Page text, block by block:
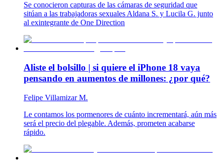
Se conocieron capturas de las cámaras de seguridad que
sitúan a las trabajadoras sexuales Aldana S. y Lucila G. junto
al exintegrante de One Direction
Aliste el bolsillo | si quiere el iPhone 18 vaya
pensando en aumentos de millones: ¿por qué?
Felipe Villamizar M.
Le contamos los pormenores de cuánto incrementará, aún más
será el precio del plegable. Además, prometen acabarse
rápido.